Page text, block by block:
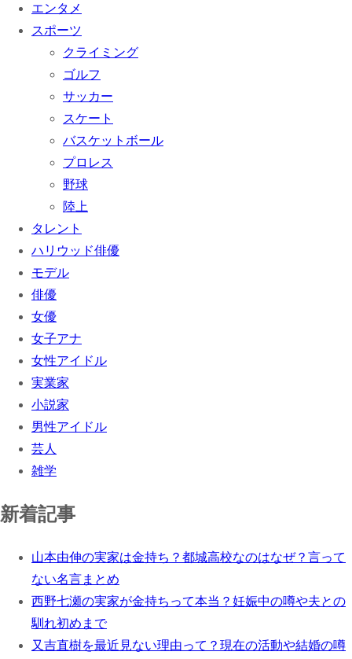
エンタメ
スポーツ
クライミング
ゴルフ
サッカー
スケート
バスケットボール
プロレス
野球
陸上
タレント
ハリウッド俳優
モデル
俳優
女優
女子アナ
女性アイドル
実業家
小説家
男性アイドル
芸人
雑学
新着記事
山本由伸の実家は金持ち？都城高校なのはなぜ？言って
ない名言まとめ
西野七瀬の実家が金持ちって本当？妊娠中の噂や夫との
馴れ初めまで
又吉直樹を最近見ない理由って？現在の活動や結婚の噂